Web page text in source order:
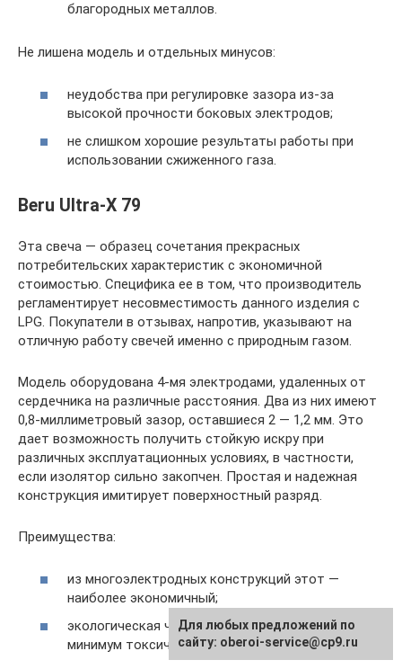
благородных металлов.
Не лишена модель и отдельных минусов:
неудобства при регулировке зазора из-за
высокой прочности боковых электродов;
не слишком хорошие результаты работы при
использовании сжиженного газа.
Beru Ultra-X 79
Эта свеча — образец сочетания прекрасных
потребительских характеристик с экономичной
стоимостью. Специфика ее в том, что производитель
регламентирует несовместимость данного изделия с
LPG. Покупатели в отзывах, напротив, указывают на
отличную работу свечей именно с природным газом.
Модель оборудована 4-мя электродами, удаленных от
сердечника на различные расстояния. Два из них имеют
0,8-миллиметровый зазор, оставшиеся 2 — 1,2 мм. Это
дает возможность получить стойкую искру при
различных эксплуатационных условиях, в частности,
если изолятор сильно закопчен. Простая и надежная
конструкция имитирует поверхностный разряд.
Преимущества:
из многоэлектродных конструкций этот —
наиболее экономичный;
экологическая чистота. Выхлоп содержит
минимум токсических веществ;
Для любых предложений по
сайту: oberoi-service@cp9.ru